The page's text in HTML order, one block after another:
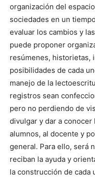
organización del
sociedades en un
evaluar los cambios y
puede proponer
resúmenes, historietas,
posibilidades de cada
manejo de la
registros sean
pero no perdiendo de
divulgar y dar a
alumnos, al docente y
general. Para ello, será
reciban la ayuda y
la construcción de cada